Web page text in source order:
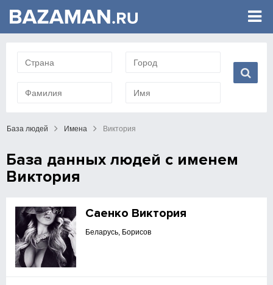
База людей Имена Виктория
База данных людей с именем
Виктория
Саенко Виктория
Беларусь, Борисов